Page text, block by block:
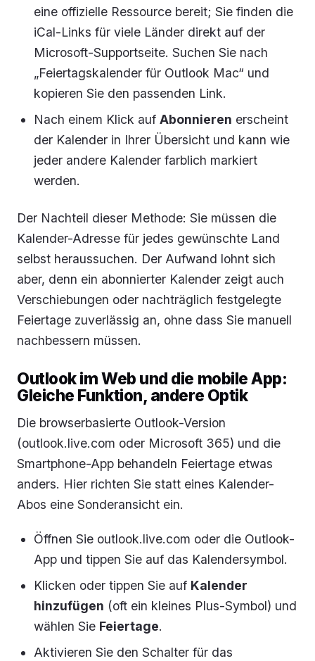
eine offizielle Ressource bereit; Sie finden die
iCal-Links für viele Länder direkt auf der
Microsoft-Supportseite. Suchen Sie nach
„Feiertagskalender für Outlook Mac“ und
kopieren Sie den passenden Link.
Nach einem Klick auf Abonnieren erscheint
der Kalender in Ihrer Übersicht und kann wie
jeder andere Kalender farblich markiert
werden.
Der Nachteil dieser Methode: Sie müssen die
Kalender-Adresse für jedes gewünschte Land
selbst heraussuchen. Der Aufwand lohnt sich
aber, denn ein abonnierter Kalender zeigt auch
Verschiebungen oder nachträglich festgelegte
Feiertage zuverlässig an, ohne dass Sie manuell
nachbessern müssen.
Outlook im Web und die mobile App:
Gleiche Funktion, andere Optik
Die browserbasierte Outlook-Version
(outlook.live.com oder Microsoft 365) und die
Smartphone-App behandeln Feiertage etwas
anders. Hier richten Sie statt eines Kalender-
Abos eine Sonderansicht ein.
Öffnen Sie outlook.live.com oder die Outlook-
App und tippen Sie auf das Kalendersymbol.
Klicken oder tippen Sie auf Kalender
hinzufügen (oft ein kleines Plus-Symbol) und
wählen Sie Feiertage.
Aktivieren Sie den Schalter für das